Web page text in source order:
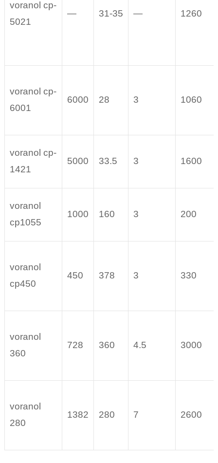
voranol cp-
5021
— 31-35 — 1260
voranol cp-
6001
6000 28 3 1060
voranol cp-
1421
5000 33.5 3 1600
voranol
cp1055
1000 160 3 200
voranol
cp450
450 378 3 330
voranol
360
728 360 4.5 3000
voranol
280
1382 280 7 2600